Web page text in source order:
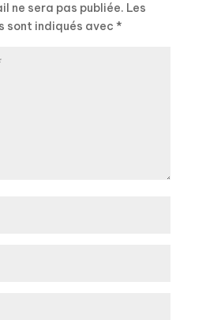
ne sera pas publiée. Les
sont indiqués avec *